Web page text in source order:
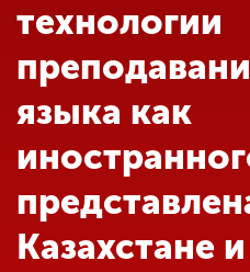
Обучение
Наука
Международная
деятельность
технологии
языка как
Казахстане